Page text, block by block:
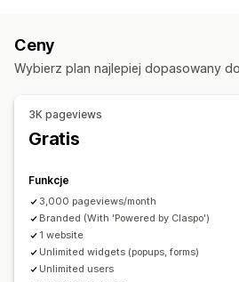
ów
Wyskakujące okienka o dodaniu do
Zegary do odliczania
Ogłoszenia
Wyskakujące okienka do wyrażenia
Wyskakujące okienka z recenzjami
Niestandardowe wyskakujące
Zarządzanie wyskakującymi okienkami
Zamiar opuszczenia strony
Listy zarejestrowanych adresów e-
Listy zarejestrowanych numerów
Wyzwalacze i reguły Targetowanie
Oznaczanie
API i elementy webhook
Ceny
Wybierz plan najlepiej dopasowany
3K pageviews
Gratis
Funkcje
3,000 pageviews/month
Branded (With 'Powered by Claspo')
1 website
Unlimited widgets (popups, forms)
Unlimited users